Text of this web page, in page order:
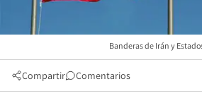
Banderas de Irán y
Compartir Comentarios